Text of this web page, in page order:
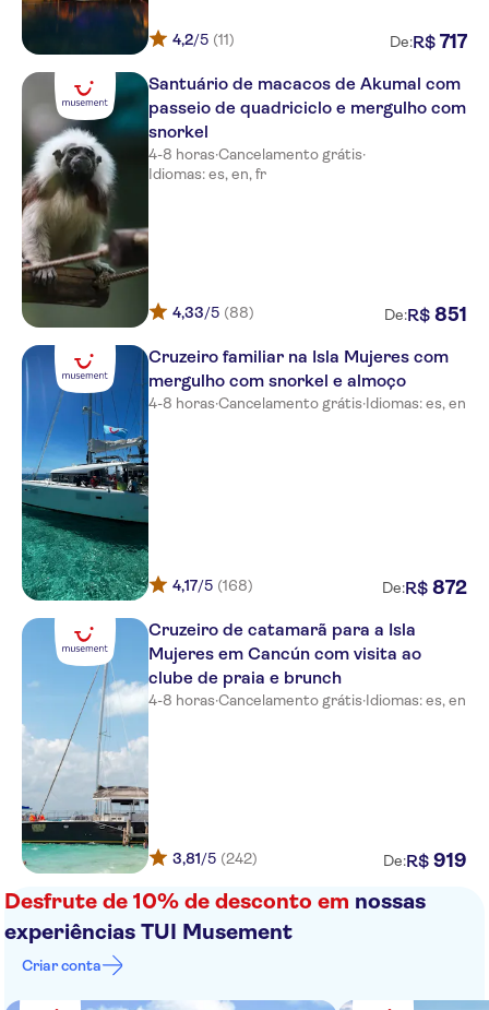
NO-PICKUP
RIU Cancun
Ocean Coral & Turquesa
The Grand at Moon Palace
Cancun All Inclusive Reso
Hotel Riu Dunamar
Dreams Riviera Cancun All
Inclusive
Margaritaville Island Riviera
Hotel Breathless Riviera
Cancun Resort and Spa
Riu Palace Kukulkan
Dreams Jade Riviera Cancun All
Inclusive
Haven Riviera Cancun
Riu Palace Costa Mujeres
RIU Ventura
Dreams Natura Resort & Spa
Grand Palladium Costa Mujeres
The Westin Lagunamar Ocean
Resort and Villas (DUPL
Hard Rock Hotel Cancun
THE WESTIN RESORT & SPA
Secrets The Vine Cancun
Royalton Chic Cancun Suites
Crown Paradise Club Cancun All
Inclusive
4,2/5 (11) De:R$ 717
Santuário de macacos de Akumal com
passeio de quadriciclo e mergulho com
snorkel
4-8 horas·Cancelamento grátis·
Idiomas: es, en, fr
4,33/5 (88) De:R$ 851
Cruzeiro familiar na Isla Mujeres com
mergulho com snorkel e almoço
4-8 horas·Cancelamento grátis·Idiomas: es, en
4,17/5 (168) De:R$ 872
Cruzeiro de catamarã para a Isla
Mujeres em Cancún com visita ao
clube de praia e brunch
4-8 horas·Cancelamento grátis·Idiomas: es, en
3,81/5 (242) De:R$ 919
Desfrute de 10% de desconto em nossas
experiências TUI Musement
Criar conta